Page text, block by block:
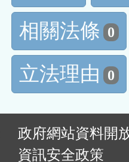
相關法條 0
立法理由 0
政府網站資料開
資訊安全政策